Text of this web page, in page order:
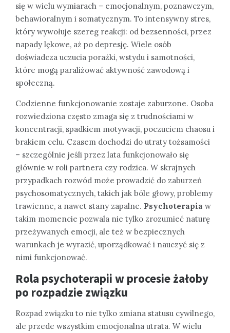
się w wielu wymiarach – emocjonalnym, poznawczym,
behawioralnym i somatycznym. To intensywny stres,
który wywołuje szereg reakcji: od bezsenności, przez
napady lękowe, aż po depresję. Wiele osób
doświadcza uczucia porażki, wstydu i samotności,
które mogą paraliżować aktywność zawodową i
społeczną.
Codzienne funkcjonowanie zostaje zaburzone. Osoba
rozwiedziona często zmaga się z trudnościami w
koncentracji, spadkiem motywacji, poczuciem chaosu i
brakiem celu. Czasem dochodzi do utraty tożsamości
– szczególnie jeśli przez lata funkcjonowało się
głównie w roli partnera czy rodzica. W skrajnych
przypadkach rozwód może prowadzić do zaburzeń
psychosomatycznych, takich jak bóle głowy, problemy
trawienne, a nawet stany zapalne. Psychoterapia w
takim momencie pozwala nie tylko zrozumieć naturę
przeżywanych emocji, ale też w bezpiecznych
warunkach je wyrazić, uporządkować i nauczyć się z
nimi funkcjonować.
Rola psychoterapii w procesie żałoby
po rozpadzie związku
Rozpad związku to nie tylko zmiana statusu cywilnego,
ale przede wszystkim emocjonalna utrata. W wielu